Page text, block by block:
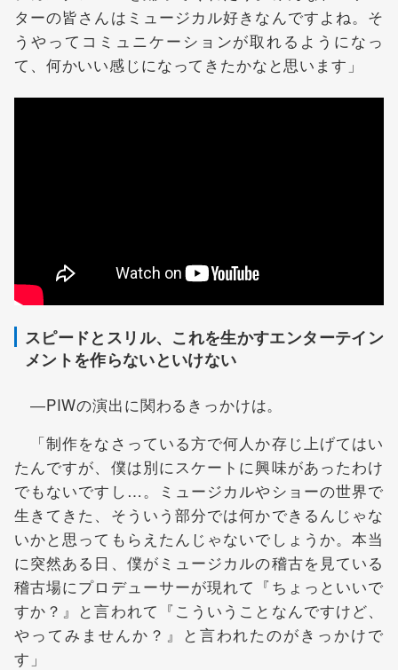
ターの皆さんはミュージカル好きなんですよね。そ
うやってコミュニケーションが取れるようになっ
て、何かいい感じになってきたかなと思います」
スピードとスリル、これを生かすエンターテイン
メントを作らないといけない
―PIWの演出に関わるきっかけは。
「制作をなさっている方で何人か存じ上げてはい
たんですが、僕は別にスケートに興味があったわけ
でもないですし…。ミュージカルやショーの世界で
生きてきた、そういう部分では何かできるんじゃな
いかと思ってもらえたんじゃないでしょうか。本当
に突然ある日、僕がミュージカルの稽古を見ている
稽古場にプロデューサーが現れて『ちょっといいで
すか？』と言われて『こういうことなんですけど、
やってみませんか？』と言われたのがきっかけで
す」